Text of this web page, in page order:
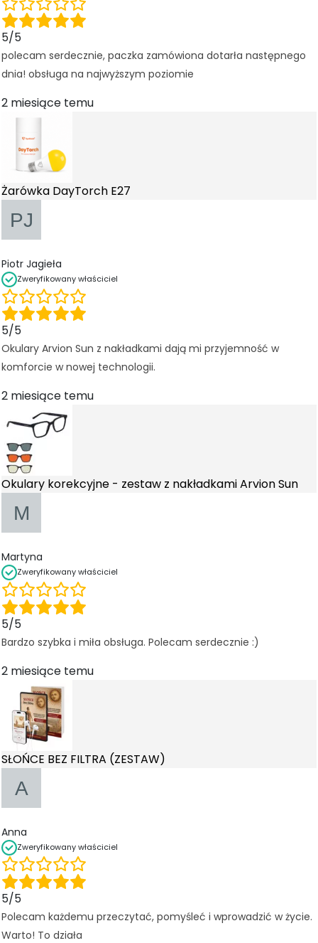
5/5
polecam serdecznie, paczka zamówiona dotarła następnego
dnia! obsługa na najwyższym poziomie
2 miesiące temu
Żarówka DayTorch E27
Piotr Jagieła
Zweryfikowany właściciel
5/5
Okulary Arvion Sun z nakładkami dają mi przyjemność w
komforcie w nowej technologii.
2 miesiące temu
Okulary korekcyjne - zestaw z nakładkami Arvion Sun
Martyna
Zweryfikowany właściciel
5/5
Bardzo szybka i miła obsługa. Polecam serdecznie :)
2 miesiące temu
SŁOŃCE BEZ FILTRA (ZESTAW)
Anna
Zweryfikowany właściciel
5/5
Polecam każdemu przeczytać, pomyśleć i wprowadzić w życie.
Warto! To działa